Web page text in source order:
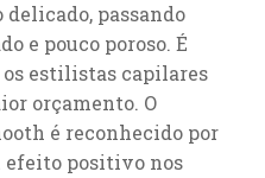
delicado, passando
e pouco poroso. É
estilistas capilares
orçamento. O
é reconhecido por
efeito positivo nos